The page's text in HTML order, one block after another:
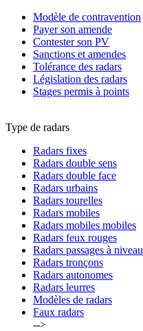
Modèle de contravention
Payer son amende
Contester son PV
Sanctions et amendes
Tolérance des radars
Législation des radars
Stages permis à points
Type de radars
Radars fixes
Radars double sens
Radars double face
Radars urbains
Radars tourelles
Radars mobiles
Radars mobiles mobiles
Radars feux rouges
Radars passages à niveau
Radars tronçons
Radars autonomes
Radars leurres
Modèles de radars
Faux radars
-->